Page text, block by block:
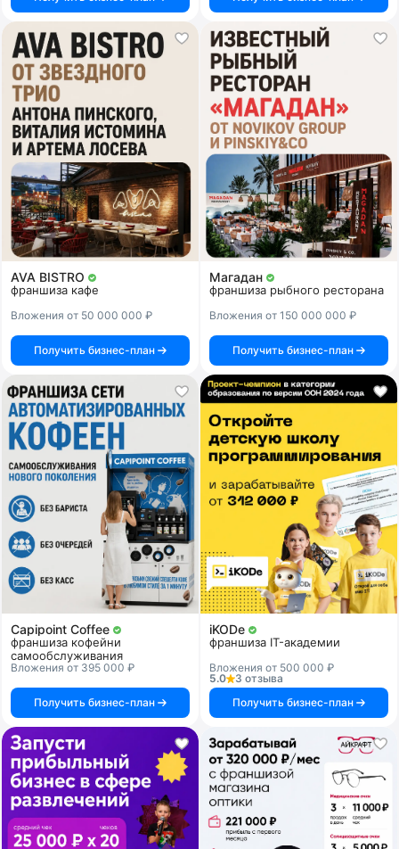
AVA BISTRO
франшиза кафе
Вложения от 50 000 000 ₽
Получить бизнес-план
Магадан
франшиза рыбного ресторана
Вложения от 150 000 000 ₽
Получить бизнес-план
Capipoint Coffee
франшиза кофейни
самообслуживания
Вложения от 395 000 ₽
Получить бизнес-план
iKODe
франшиза IT-академии
Вложения от 500 000 ₽
5.0
3 отзыва
Получить бизнес-план